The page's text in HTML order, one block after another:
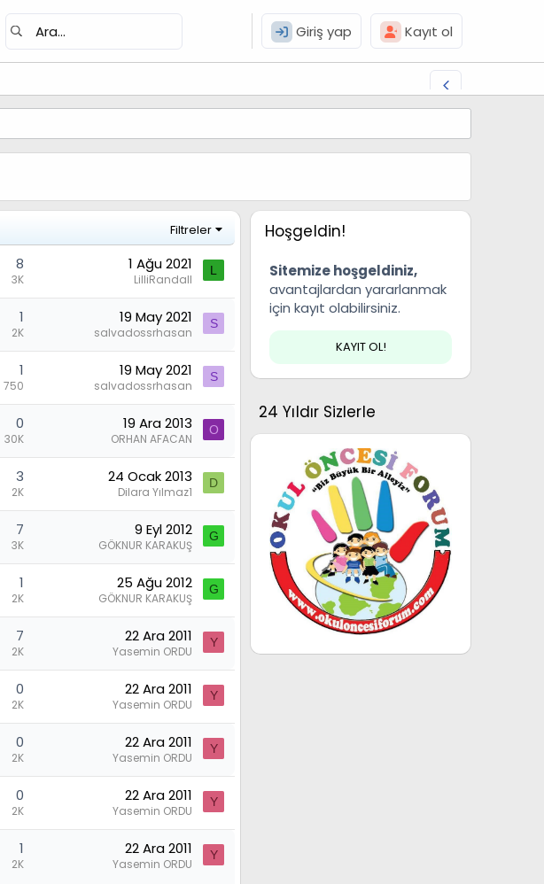
Giriş yap Kayıt ol
Filtreler
8
3K
1 Ağu 2021
LilliRandall
L
1
2K
19 May 2021
salvadossrhasan
S
1
750
19 May 2021
salvadossrhasan
S
0
30K
19 Ara 2013
ORHAN AFACAN
O
3
2K
24 Ocak 2013
Dilara Yılmaz1
D
7
3K
9 Eyl 2012
GÖKNUR KARAKUŞ
G
1
2K
25 Ağu 2012
GÖKNUR KARAKUŞ
G
7
2K
22 Ara 2011
Yasemin ORDU
Y
0
2K
22 Ara 2011
Yasemin ORDU
Y
0
2K
22 Ara 2011
Yasemin ORDU
Y
0
2K
22 Ara 2011
Yasemin ORDU
Y
1
2K
22 Ara 2011
Yasemin ORDU
Y
Hoşgeldin!
Sitemize hoşgeldiniz,
avantajlardan yararlanmak
için kayıt olabilirsiniz.
KAYIT OL!
24 Yıldır Sizlerle